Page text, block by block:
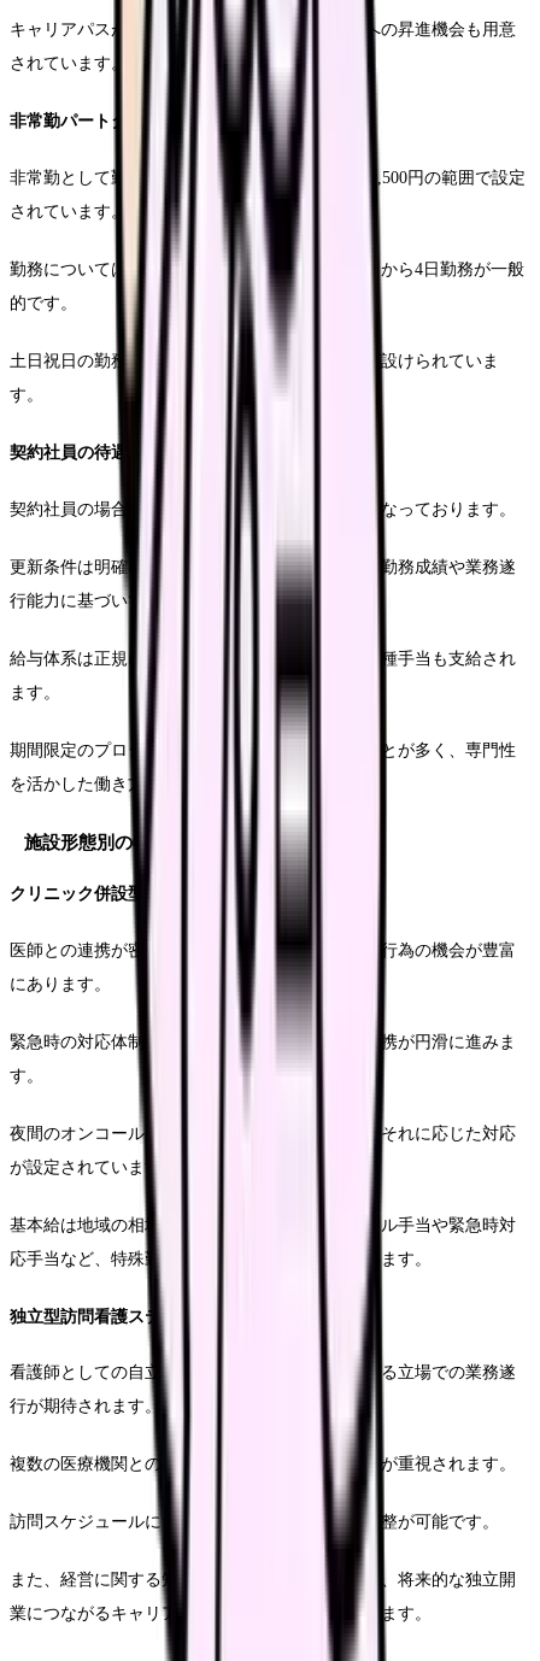
キャリアパスが明確に設定されており、管理職への昇進機会も用意
されています。
非常勤パートタイムの特徴
非常勤として勤務する場合の時給は、1,800円〜2,500円の範囲で設定
されています。
勤務については、1日4時間から8時間まで、週3日から4日勤務が一般
的です。
土日祝日の勤務には暫定手当が支給される制度が設けられていま
す。
契約社員の待遇
契約社員の場合、契約期間は通常6ヶ月から1年となっております。
更新条件は明確に規定されており、多くの場合、勤務成績や業務遂
行能力に基づいて判断されます。
給与体系は正規に準じており、基本給に加えて各種手当も支給され
ます。
期間限定のプロジェクトや専門業務に従事することが多く、専門性
を活かした働き方が可能です。
施設形態別の特徴
クリニック併設型訪問看護の特徴
医師との連携が密に接し環境が整っており、医療行為の機会が豊富
にあります。
緊急時の対応体制が整備されており、医師との連携が円滑に進みま
す。
夜間のオンコール対応が必要となる場合が多く、それに応じた対応
が設定されています。
基本給は地域の相場に準じていますが、オンコール手当や緊急時対
応手当など、特殊勤務に関する手当が充実しています。
独立型訪問看護ステーションの業務用
看護師としての自立的な判断が求められ、責任ある立場での業務遂
行が期待されます。
複数の医療機関との連携が必要となり、調整能力が重視されます。
訪問スケジュールについては、ある程度柔軟な調整が可能です。
また、経営に関する知識を身につける機会があり、将来的な独立開
業につながるキャリアパスとしても注目されています。